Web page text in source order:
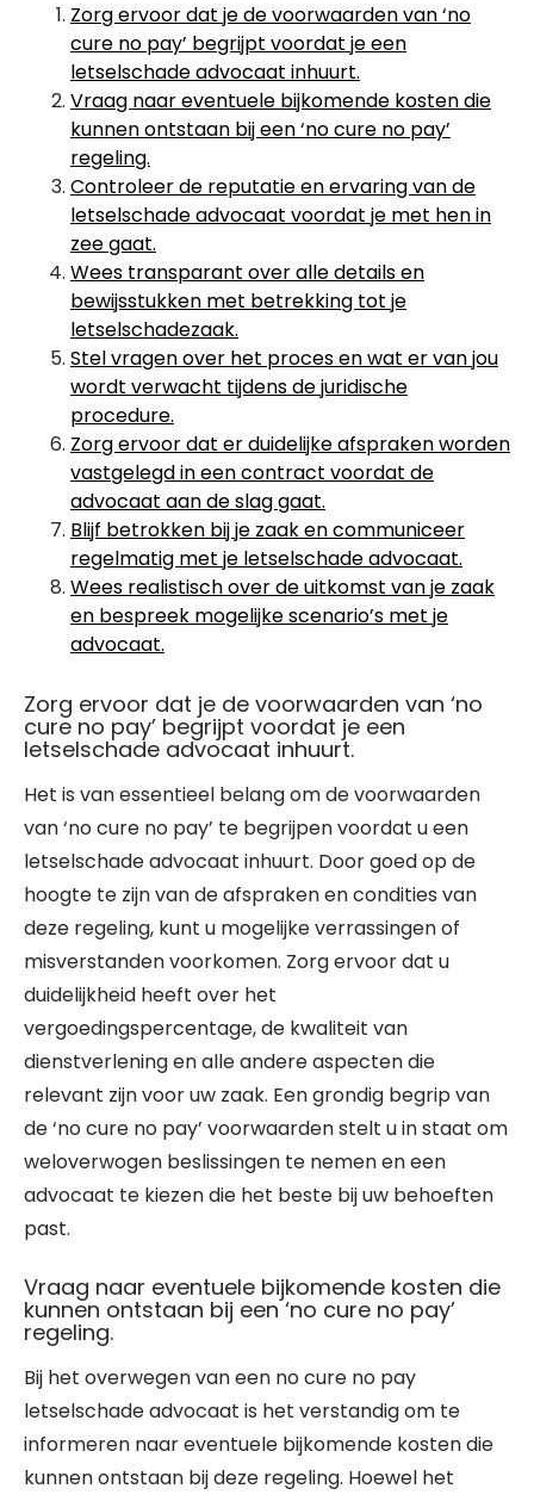
Zorg ervoor dat je de voorwaarden van ‘no
cure no pay’ begrijpt voordat je een
letselschade advocaat inhuurt.
Vraag naar eventuele bijkomende kosten die
kunnen ontstaan bij een ‘no cure no pay’
regeling.
Controleer de reputatie en ervaring van de
letselschade advocaat voordat je met hen in
zee gaat.
Wees transparant over alle details en
bewijsstukken met betrekking tot je
letselschadezaak.
Stel vragen over het proces en wat er van jou
wordt verwacht tijdens de juridische
procedure.
Zorg ervoor dat er duidelijke afspraken worden
vastgelegd in een contract voordat de
advocaat aan de slag gaat.
Blijf betrokken bij je zaak en communiceer
regelmatig met je letselschade advocaat.
Wees realistisch over de uitkomst van je zaak
en bespreek mogelijke scenario’s met je
advocaat.
Zorg ervoor dat je de voorwaarden van ‘no
cure no pay’ begrijpt voordat je een
letselschade advocaat inhuurt.
Het is van essentieel belang om de voorwaarden
van ‘no cure no pay’ te begrijpen voordat u een
letselschade advocaat inhuurt. Door goed op de
hoogte te zijn van de afspraken en condities van
deze regeling, kunt u mogelijke verrassingen of
misverstanden voorkomen. Zorg ervoor dat u
duidelijkheid heeft over het
vergoedingspercentage, de kwaliteit van
dienstverlening en alle andere aspecten die
relevant zijn voor uw zaak. Een grondig begrip van
de ‘no cure no pay’ voorwaarden stelt u in staat om
weloverwogen beslissingen te nemen en een
advocaat te kiezen die het beste bij uw behoeften
past.
Vraag naar eventuele bijkomende kosten die
kunnen ontstaan bij een ‘no cure no pay’
regeling.
Bij het overwegen van een no cure no pay
letselschade advocaat is het verstandig om te
informeren naar eventuele bijkomende kosten die
kunnen ontstaan bij deze regeling. Hoewel het